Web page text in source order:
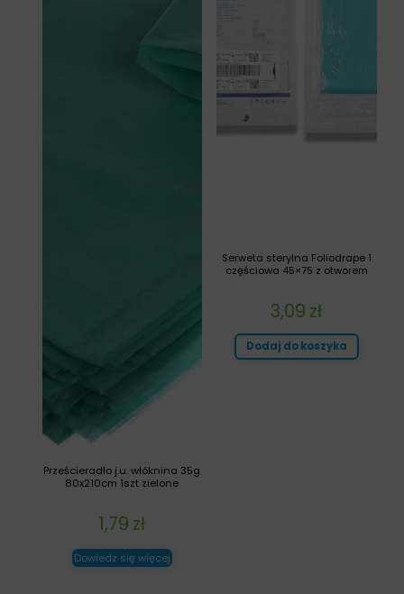
Serweta sterylna Foliodrape 1
częściowa 45×75 z otworem
3,09 zł
Dodaj do koszyka
Prześcieradło j.u. włóknina 35g
80x210cm 1szt zielone
1,79 zł
Dowiedz się więcej